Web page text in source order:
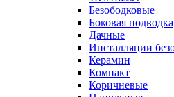
Безободковые
Боковая подводка
Дачные
Инсталляции
Керамин
Компакт
Коричневые